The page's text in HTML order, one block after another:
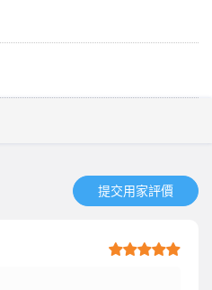
提交用家評價​